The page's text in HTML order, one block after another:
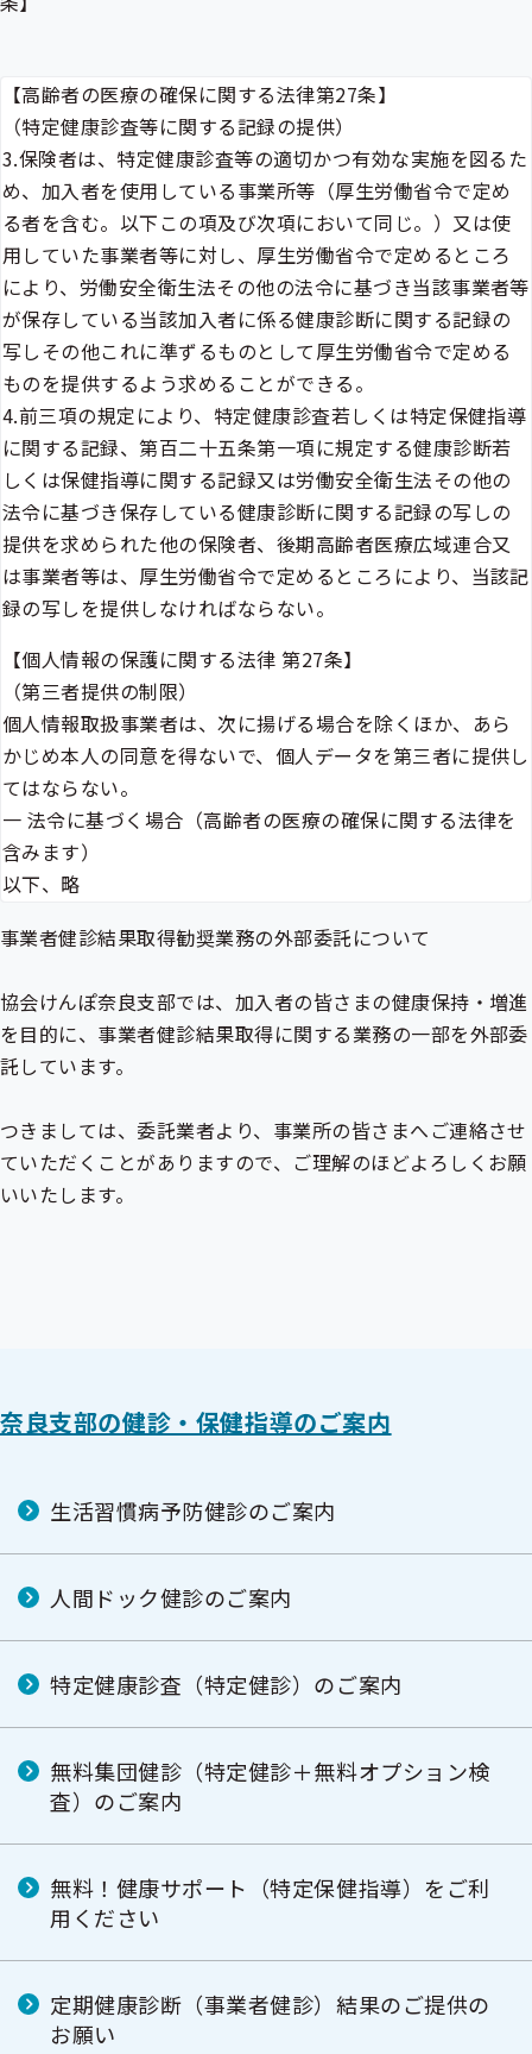
【高齢者の医療の確保に関する法律第27条】
（特定健康診査等に関する記録の提供）
3.保険者は、特定健康診査等の適切かつ有効な実施を図るた
め、加入者を使用している事業所等（厚生労働省令で定め
る者を含む。以下この項及び次項において同じ。）又は使
用していた事業者等に対し、厚生労働省令で定めるところ
により、労働安全衛生法その他の法令に基づき当該事業者等
が保存している当該加入者に係る健康診断に関する記録の
写しその他これに準ずるものとして厚生労働省令で定める
ものを提供するよう求めることができる。
4.前三項の規定により、特定健康診査若しくは特定保健指導
に関する記録、第百二十五条第一項に規定する健康診断若
しくは保健指導に関する記録又は労働安全衛生法その他の
法令に基づき保存している健康診断に関する記録の写しの
提供を求められた他の保険者、後期高齢者医療広域連合又
は事業者等は、厚生労働省令で定めるところにより、当該記
録の写しを提供しなければならない。
【個人情報の保護に関する法律 第27条】
（第三者提供の制限）
個人情報取扱事業者は、次に揚げる場合を除くほか、あら
かじめ本人の同意を得ないで、個人データを第三者に提供し
てはならない。
一 法令に基づく場合（高齢者の医療の確保に関する法律を
含みます）
以下、略
事業者健診結果取得勧奨業務の外部委託について
協会けんぽ奈良支部では、加入者の皆さまの健康保持・増進
を目的に、事業者健診結果取得に関する業務の一部を外部委
託しています。
つきましては、委託業者より、事業所の皆さまへご連絡させ
ていただくことがありますので、ご理解のほどよろしくお願
いいたします。
奈良支部の健診・保健指導のご案内
生活習慣病予防健診のご案内
人間ドック健診のご案内
特定健康診査（特定健診）のご案内
無料集団健診（特定健診＋無料オプション検
査）のご案内
無料！健康サポート（特定保健指導）をご利
用ください
定期健康診断（事業者健診）結果のご提供の
お願い